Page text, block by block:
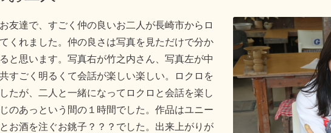
友達で、すごく仲の良いお二人が長崎市からロ
くれました。仲の良さは写真を見ただけで分か
と思います。写真右が竹之内さん、写真左が中
すごく明るくて会話が楽しい楽しい。ロクロを
たが、二人と一緒になってロクロと会話を楽し
のあっという間の１時間でした。作品はユニー
お酒を注ぐお銚子？？？でした。出来上がりが